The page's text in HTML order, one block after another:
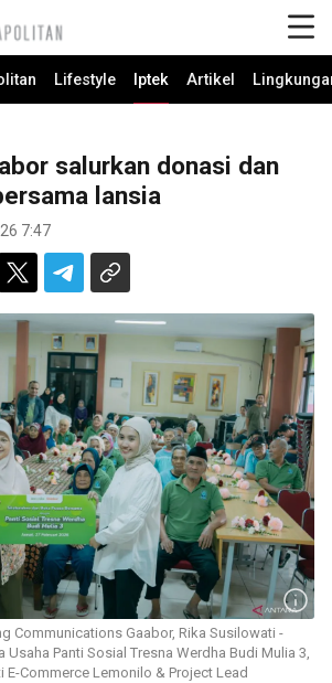
Lifestyle Iptek Artikel
salurkan donasi dan
lansia
7:47
Communications Gaabor, Rika Susilowati -
Usaha Panti Sosial Tresna Werdha Budi Mulia 3,
E-Commerce Lemonilo & Project Lead